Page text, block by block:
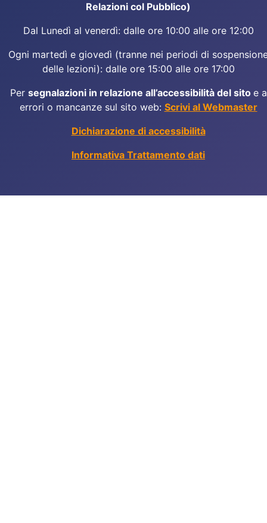
Relazioni col Pubblico)
Dal Lunedì al venerdì: dalle ore 10:00 alle ore 12:00
Ogni martedì e giovedì (tranne nei periodi di
delle lezioni): dalle ore 15:00 alle ore 17:00
Per segnalazioni in relazione all’accessibilità del sito e a
errori o mancanze sul sito web: Scrivi al Webmaster
Dichiarazione di accessibilità
Informativa Trattamento dati